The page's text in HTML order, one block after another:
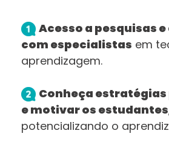
Acesso a pesquisas
com especialistas em
aprendizagem.
Conheça
e motivar os estudantes
potencializando o